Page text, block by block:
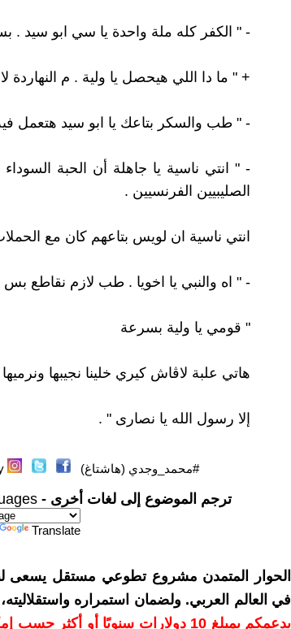
- " الكفر كله ملة واحدة يا سي ابو سيد .
+ " ما دا اللي هيحصل يا ولية . م
- " طب والسكر بتاعك يا ابو سيد هتعمل
- " انتي ناسية يا جاهلة أن الحبة
الصليبيين الفرنسيين .
انتي ناسية ان لويس بتاعهم كان مع
- " اه والنبي يا اخويا . طب لازم نقاطع
" قومي يا ولية بسرعة
هاتي علبة لاڤاش كيري خلينا نجيبها
إلا رسول الله يا نصارى " .
#محمد_وجدي (هاشتاغ)
ترجم الموضوع إلى لغات أخرى -
Translate
الحوار المتمدن مشروع تطوعي مستقل يسعى
في العالم العربي. ولضمان استمراره
بدعمكم بمبلغ 10 دولارات سنويًا أو